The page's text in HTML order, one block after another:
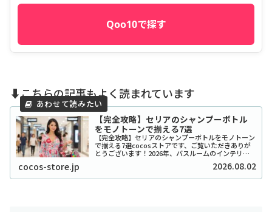
Qoo10で探す
⬇️こちらの記事もよく読まれています
【完全攻略】セリアのシャンプーボトル
をモノトーンで揃える7選
【完全攻略】セリアのシャンプーボトルをモノトーン
で揃える7選cocosストアです、ご覧いただきありが
とうございます！2026年、バスルームのインテリア
をワンランク上げたいと考えているあなたに、セリア
のシャンプーボトル（モノトーン）はまさに救...
cocos-store.jp 2026.08.02